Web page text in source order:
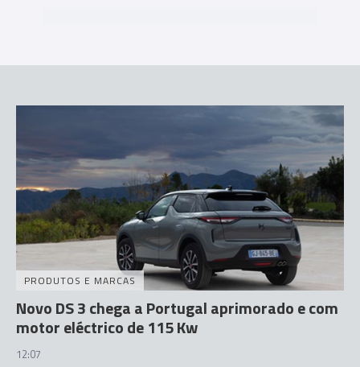
PRODUTOS E MARCAS
Novo DS 3 chega a Portugal aprimorado e com
motor eléctrico de 115 Kw
12:07